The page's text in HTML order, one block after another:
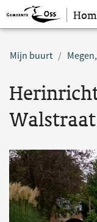
Sla navigatie over
Mijn buurt
Walstraat